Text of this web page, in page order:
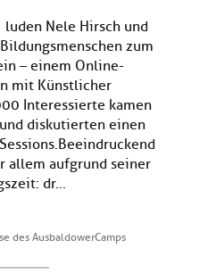
Nele Hirsch und
zum
– einem Online-
mit Künstlicher
Interessierte kamen
diskutierten einen
allem aufgrund seiner
dr...
des AusbaldowerCamps